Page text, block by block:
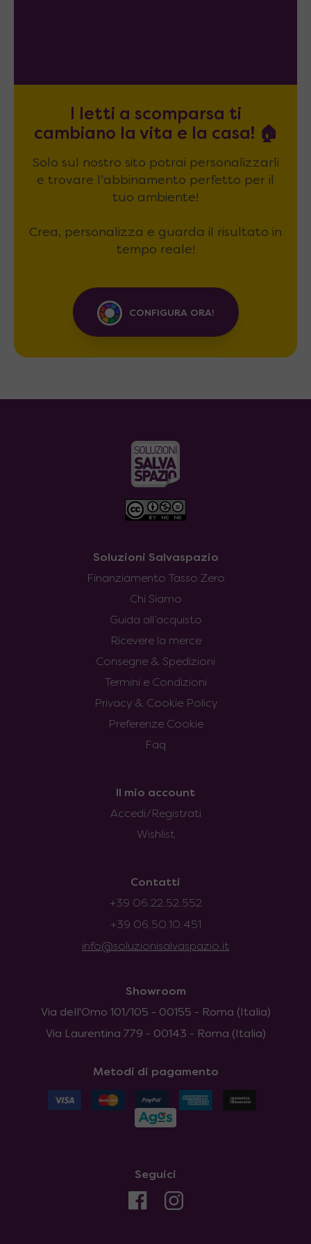
I letti a scomparsa ti
cambiano la vita e la casa! 🏠
Solo sul nostro sito potrai personalizzarli
e trovare l'abbinamento perfetto per il
tuo ambiente!
Crea, personalizza e guarda il risultato in
tempo reale!
CONFIGURA ORA!
Soluzioni Salvaspazio
Finanziamento Tasso Zero
Chi Siamo
Guida all’acquisto
Ricevere la merce
Consegne & Spedizioni
Termini e Condizioni
Privacy & Cookie Policy
Preferenze Cookie
Faq
Il mio account
Accedi/Registrati
Wishlist
Contatti
+39 06.22.52.552
+39 06.50.10.451
info@soluzionisalvaspazio.it
Showroom
Via dell'Omo 101/105 - 00155 - Roma (Italia)
Via Laurentina 779 - 00143 - Roma (Italia)
Metodi di pagamento
Seguici